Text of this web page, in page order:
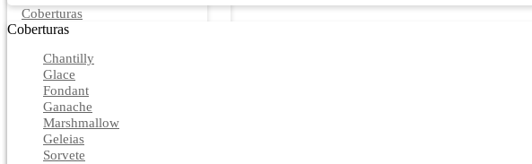
Coberturas
Coberturas
Chantilly
Glace
Fondant
Ganache
Marshmallow
Geleias
Sorvete